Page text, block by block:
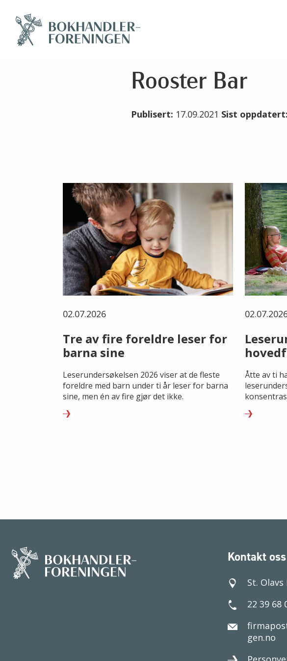
Rooster Bar
Publisert: 17.09.2021 Sist oppdatert:
02.07.2026
Tre av fire foreldre leser for
barna sine
Leserundersøkelsen 2026 viser at de fleste
foreldre med barn under ti år leser for barna
sine, men én av fire gjør det ikke.
Åtte av ti
Kontakt oss
St. Olavs
22 39 68
gen.no